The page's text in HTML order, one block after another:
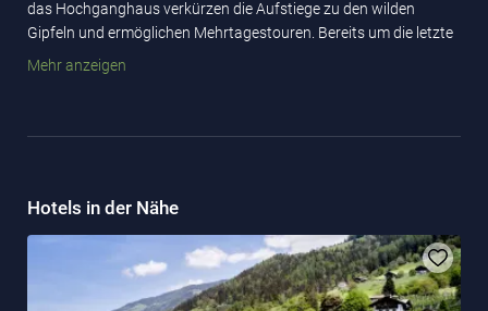
das Hochganghaus verkürzen die Aufstiege zu den wilden
Gipfeln und ermöglichen Mehrtagestouren. Bereits um die letzte
Jahrhundertwende wurde die Texelgruppe vom Wiener
und oberhalb des gleichnamigen Sees eine kleine
Damals war der AVS-Meran unter der Führung von Helmuth
Ellmenreich noch in Aufbruchstimmung. Die
Hubschrauberstaffel des italienischen Heeres im nahen Bozen
Mehr anzeigen
Hotels in der Nähe